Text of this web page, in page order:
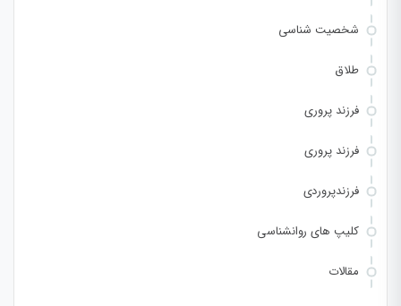
شخصیت شناسی
طلاق
فرزند پروری
فرزند پروری
فرزندپروردی
کلیپ های روانشناسی
مقالات